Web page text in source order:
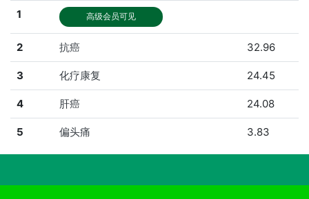
1 高级会员可见
2 抗癌 32.96
3 化疗康复 24.45
4 肝癌 24.08
5 偏头痛 3.83